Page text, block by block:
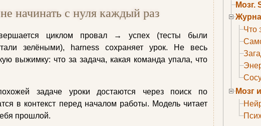
Мозг.
Что
Мозг
начинать с нуля каждый раз
циклом провал → успех (тесты были
зелёными), harness сохраняет урок. Не весь
выжимку: что за задача, какая команда упала, что
задаче уроки достаются через поиск по
в контекст перед началом работы. Модель читает
прошлой.